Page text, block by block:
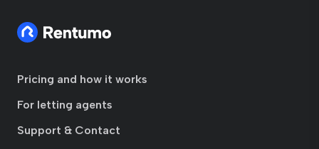
Pricing and how it works
For letting agents
Support & Contact